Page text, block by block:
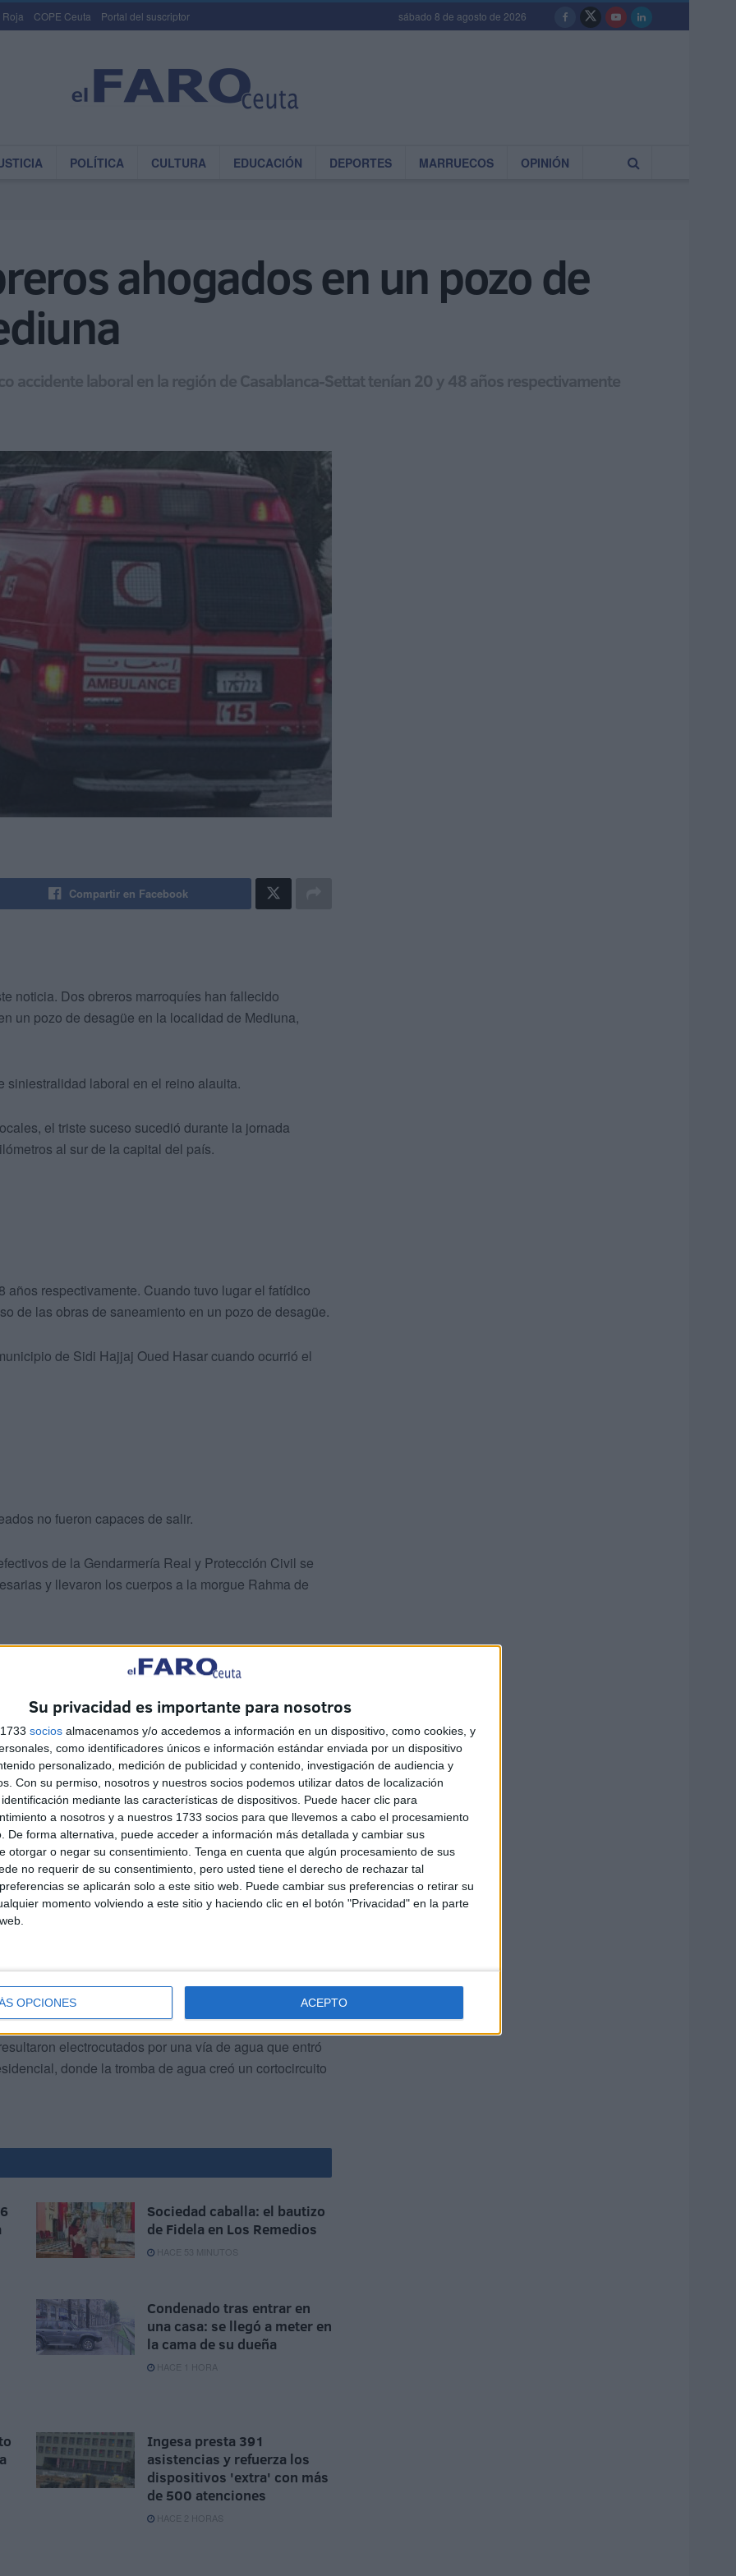
Su privacidad es importante para nosotros
socios almacenamos y/o accedemos a información en un dispositivo, como cookies, y
como identificadores únicos e información estándar enviada por un dispositivo
personalizado, medición de publicidad y contenido, investigación de audiencia y
Con su permiso, nosotros y nuestros socios podemos utilizar datos de localización
mediante las características de dispositivos. Puede hacer clic para
a nosotros y a nuestros 1733 socios para que llevemos a cabo el procesamiento
De forma alternativa, puede acceder a información más detallada y cambiar sus
otorgar o negar su consentimiento. Tenga en cuenta que algún procesamiento de sus
no requerir de su consentimiento, pero usted tiene el derecho de rechazar tal
se aplicarán solo a este sitio web. Puede cambiar sus preferencias o retirar su
momento volviendo a este sitio y haciendo clic en el botón "Privacidad" en la parte
OPCIONES ACEPTO
Roja COPE Ceuta Portal del suscriptor sábado 8 de agosto de 2026
POLÍTICA CULTURA EDUCACIÓN DEPORTES MARRUECOS OPINIÓN
ahogados en un pozo de
accidente laboral en la región de Casablanca-Settat tenían 20 y 48 años respectivamente
Compartir en Facebook
noticia. Dos obreros marroquíes han fallecido
un pozo de desagüe en la localidad de Mediuna,
siniestralidad laboral en el reino alauita.
el triste suceso sucedió durante la jornada
al sur de la capital del país.
respectivamente. Cuando tuvo lugar el fatídico
de las obras de saneamiento en un pozo de desagüe.
de Sidi Hajjaj Oued Hasar cuando ocurrió el
no fueron capaces de salir.
de la Gendarmería Real y Protección Civil se
y llevaron los cuerpos a la morgue Rahma de
bajo la supervisión de la fiscalía competente
este lamentable incidente.
laborales que costó en 2021 la vida a 25 obreros,
de confección clandestino situado en un sótano de la
electrocutados por una vía de agua que entró
donde la tromba de agua creó un cortocircuito
Sociedad caballa: el bautizo
de Fidela en Los Remedios
HACE 53 MINUTOS
Condenado tras entrar en
una casa: se llegó a meter en
la cama de su dueña
HACE 1 HORA
Ingesa presta 391
asistencias y refuerza los
dispositivos 'extra' con más
de 500 atenciones
HACE 2 HORAS